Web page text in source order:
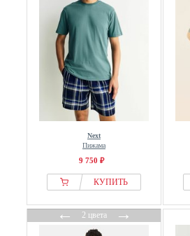
Next
Пижама
9 750 ₽
КУПИТЬ
←2 цвета→